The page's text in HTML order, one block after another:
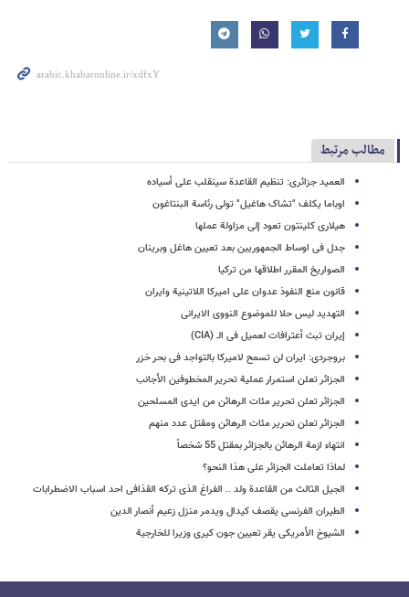
مطالب مرتبط
العمید جزائری: تنظیم القاعدة سینقلب على أسیاده
اوباما یکلف "تشاک هاغیل" تولی رئاسة البنتاغون
هیلاری کلینتون تعود إلى مزاولة عملها
جدل فی اوساط الجمهوریین بعد تعیین هاغل وبرینان
الصواریخ المقرر اطلاقها من ترکیا
قانون منع النفوذ عدوان على امیرکا اللاتینیة وایران
التهدید لیس حلا للموضوع النووی الایرانی
إیران تبث أعترافات لعمیل فی الـ (CIA)
بروجردی: ایران لن تسمح لامیرکا بالتواجد فی بحر خزر
الجزائر تعلن استمرار عملیة تحریر المخطوفین الأجانب
الجزائر تعلن تحریر مئات الرهائن من ایدی المسلحین
الجزائر تعلن تحریر مئات الرهائن ومقتل عدد منهم
انتهاء ازمة الرهائن بالجزائر بمقتل 55 شخصاً
لماذا تعاملت الجزائر على هذا النحو؟
الجیل الثالث من القاعدة ولد .. الفراغ الذی ترکه القذافی احد اسباب الاضطرابات
الطیران الفرنسی یقصف کیدال ویدمر منزل زعیم أنصار الدین
الشیوخ الأمریکی یقر تعیین جون کیری وزیرا للخارجیة